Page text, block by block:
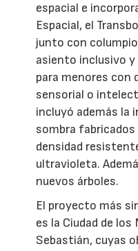
espacial e
Espacial, el
junto con
asiento inclusivo
para menores con
sensorial o
incluyó además la
sombra
densidad
ultravioleta.
nuevos árboles.
El proyecto más
es la Ciudad de los
Sebastián, cuyas